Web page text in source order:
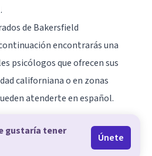
de Bakersfield
encontrarás una
psicólogos que ofrecen sus
californiana o en zonas
atenderte en español.
gustaría tener
Únete